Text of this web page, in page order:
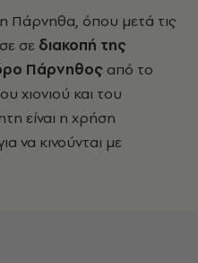
Πάρνηθα, όπου μετά τις
σε διακοπή της
Πάρνηθος από το
χιονιού και του
είναι η χρήση
να κινούνται με